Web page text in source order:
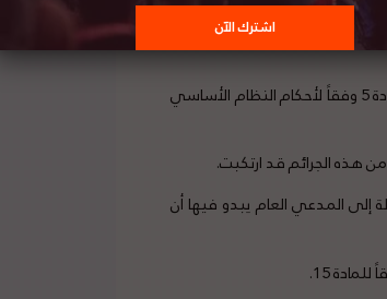
وفقاً للمادة 15، للمحكمة أن تمارس اختصاصها فيما يتعلق بجريمة مشار إليها في المادة 5 وفقاً لأحكام النظام الأساسي
إلى المدعي العام يبدو فيها أن
15.